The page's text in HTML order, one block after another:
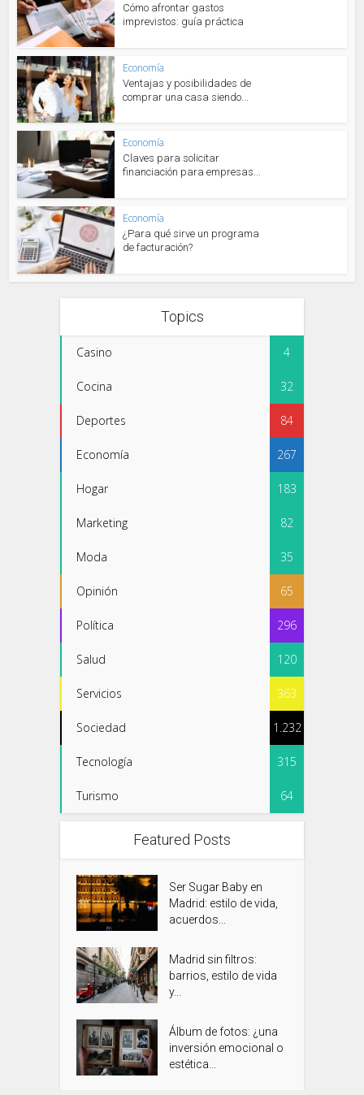
Cómo afrontar gastos
imprevistos: guía práctica
Economía
Ventajas y posibilidades de
comprar una casa siendo...
Economía
Claves para solicitar
financiación para empresas...
Economía
¿Para qué sirve un programa
de facturación?
Topics
Casino 4
Cocina 32
Deportes 84
Economía 267
Hogar 183
Marketing 82
Moda 35
Opinión 65
Política 296
Salud 120
Servicios 363
Sociedad 1.232
Tecnología 315
Turismo 64
Featured Posts
Ser Sugar Baby en
Madrid: estilo de vida,
acuerdos...
Madrid sin filtros:
barrios, estilo de vida
y...
Álbum de fotos: ¿una
inversión emocional o
estética...